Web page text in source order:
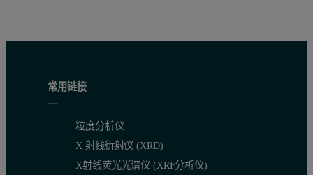
常用链接
粒度分析仪
X 射线衍射仪 (XRD)
X射线荧光光谱仪 (XRF分析仪)